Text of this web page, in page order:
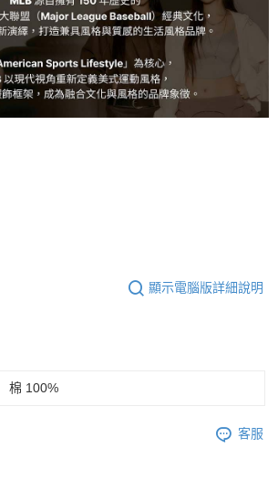
顯示電腦版詳細說明
棉 100%
客服